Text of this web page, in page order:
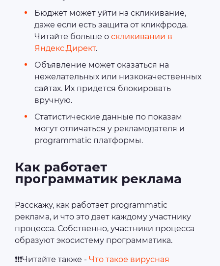
Бюджет может уйти на скликивание,
даже если есть защита от кликфрода.
Читайте больше о скликивании в
Яндекс.Директ.
Объявление может оказаться на
нежелательных или низкокачественных
сайтах. Их придется блокировать
вручную.
Статистические данные по показам
могут отличаться у рекламодателя и
programmatic платформы.
Как работает
программатик реклама
Расскажу, как работает programmatic
реклама, и что это дает каждому участнику
процесса. Собственно, участники процесса
образуют экосистему программатика.
❗❗❗Читайте также - Что такое вирусная